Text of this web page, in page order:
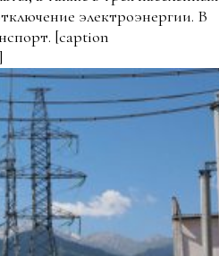
электроэнергии. В
[caption